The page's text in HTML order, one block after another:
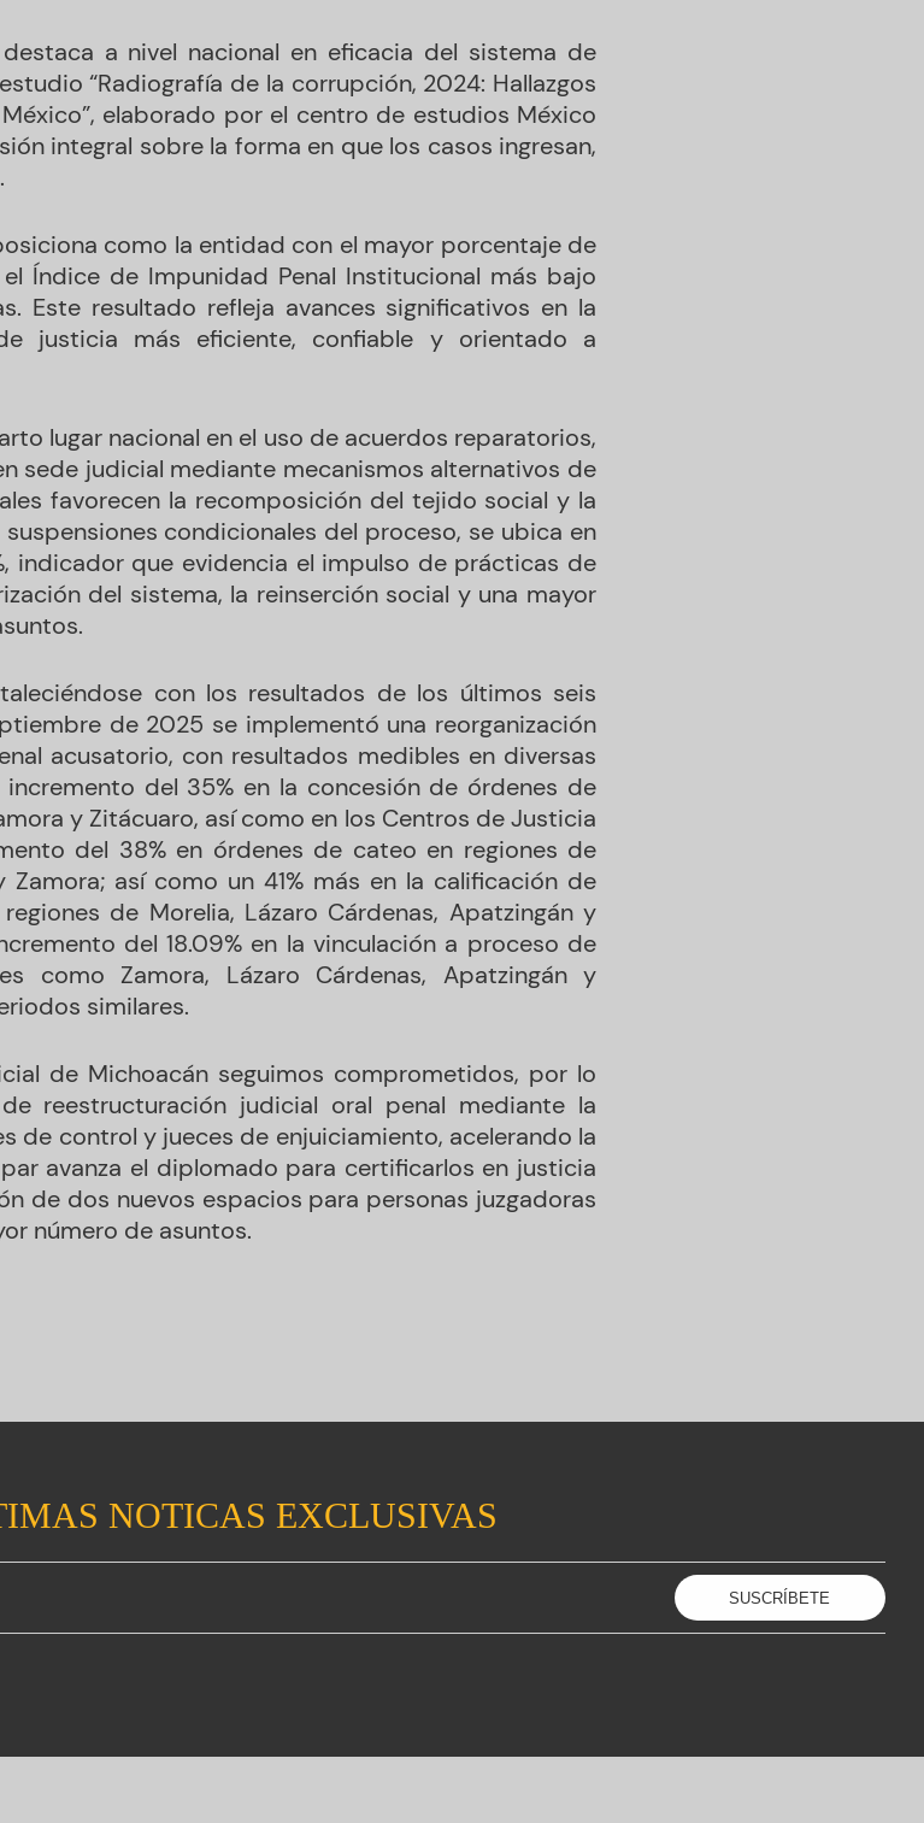
a nivel nacional en eficacia del sistema de
“Radiografía de la corrupción, 2024: Hallazgos
elaborado por el centro de estudios México
integral sobre la forma en que los casos ingresan,
como la entidad con el mayor porcentaje de
Índice de Impunidad Penal Institucional más bajo
Este resultado refleja avances significativos en la
justicia más eficiente, confiable y orientado a
lugar nacional en el uso de acuerdos reparatorios,
sede judicial mediante mecanismos alternativos de
favorecen la recomposición del tejido social y la
condicionales del proceso, se ubica en
indicador que evidencia el impulso de prácticas de
del sistema, la reinserción social y una mayor
con los resultados de los últimos seis
de 2025 se implementó una reorganización
acusatorio, con resultados medibles en diversas
del 35% en la concesión de órdenes de
y Zitácuaro, así como en los Centros de Justicia
del 38% en órdenes de cateo en regiones de
Zamora; así como un 41% más en la calificación de
de Morelia, Lázaro Cárdenas, Apatzingán y
del 18.09% en la vinculación a proceso de
como Zamora, Lázaro Cárdenas, Apatzingán y
similares.
de Michoacán seguimos comprometidos, por lo
reestructuración judicial oral penal mediante la
de control y jueces de enjuiciamiento, acelerando la
avanza el diplomado para certificarlos en justicia
de dos nuevos espacios para personas juzgadoras
número de asuntos.
NOTICAS EXCLUSIVAS